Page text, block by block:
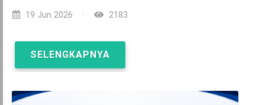
19 Jun 2026 2183
SELENGKAPNYA